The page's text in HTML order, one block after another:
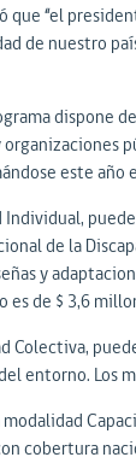
que “el
de nuestro
dispone
organizaciones
este
Individual,
de la
y
de $ 3,6
Colectiva,
entorno. Los
cobertura